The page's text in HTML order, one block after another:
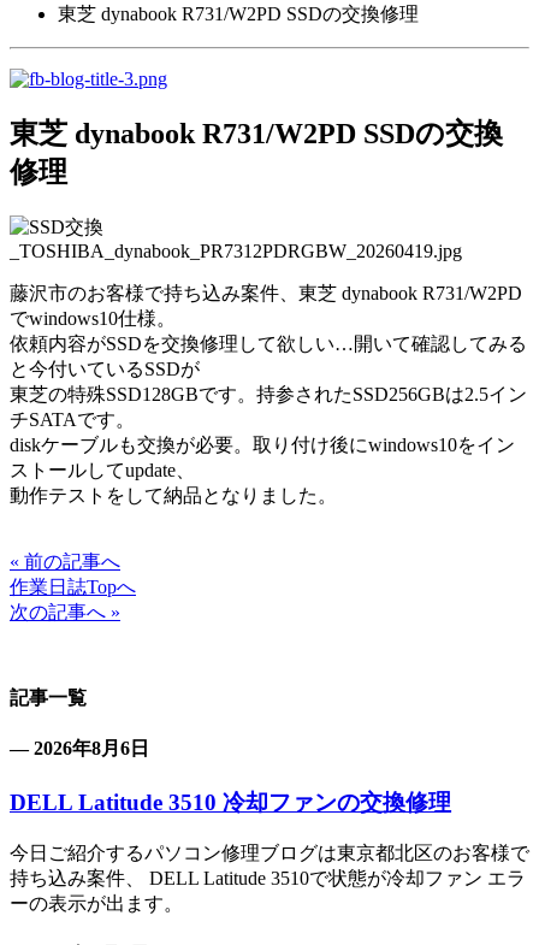
東芝 dynabook R731/W2PD SSDの交換修理
東芝 dynabook R731/W2PD SSDの交換
修理
藤沢市のお客様で持ち込み案件、東芝 dynabook R731/W2PD
でwindows10仕様。
依頼内容がSSDを交換修理して欲しい…開いて確認してみる
と今付いているSSDが
東芝の特殊SSD128GBです。持参されたSSD256GBは2.5イン
チSATAです。
diskケーブルも交換が必要。取り付け後にwindows10をイン
ストールしてupdate、
動作テストをして納品となりました。
« 前の記事へ
作業日誌Topへ
次の記事へ »
記事一覧
— 2026年8月6日
DELL Latitude 3510 冷却ファンの交換修理
今日ご紹介するパソコン修理ブログは東京都北区のお客様で
持ち込み案件、 DELL Latitude 3510で状態が冷却ファン エラ
ーの表示が出ます。